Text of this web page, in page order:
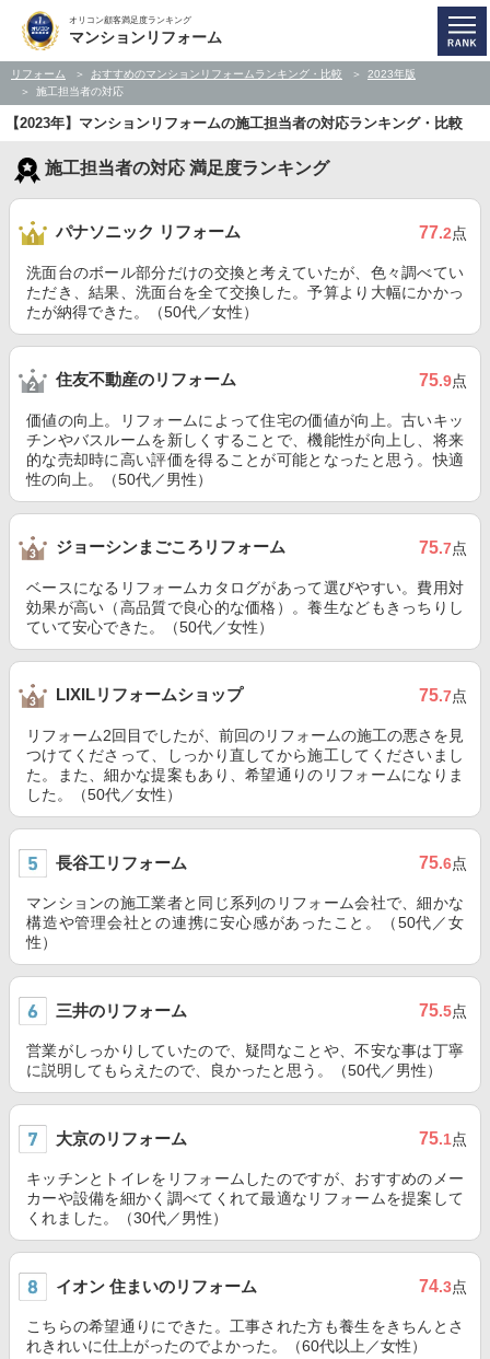
オリコン顧客満足度ランキング
マンションリフォーム
リフォーム おすすめのマンションリフォームランキング・比較
2023年版
施工担当者の対応
【2023年】マンションリフォームの施工担当者の対応ランキング・比較
施工担当者の対応 満足度ランキング
パナソニック リフォーム 77.2点
洗面台のボール部分だけの交換と考えていたが、色々調べてい
ただき、結果、洗面台を全て交換した。予算より大幅にかかっ
たが納得できた。（50代／女性）
住友不動産のリフォーム 75.9点
価値の向上。リフォームによって住宅の価値が向上。古いキッ
チンやバスルームを新しくすることで、機能性が向上し、将来
的な売却時に高い評価を得ることが可能となったと思う。快適
性の向上。（50代／男性）
ジョーシンまごころリフォーム 75.7点
ベースになるリフォームカタログがあって選びやすい。費用対
効果が高い（高品質で良心的な価格）。養生などもきっちりし
ていて安心できた。（50代／女性）
LIXILリフォームショップ 75.7点
リフォーム2回目でしたが、前回のリフォームの施工の悪さを見
つけてくださって、しっかり直してから施工してくださいまし
た。また、細かな提案もあり、希望通りのリフォームになりま
した。（50代／女性）
長谷工リフォーム 75.6点
マンションの施工業者と同じ系列のリフォーム会社で、細かな
構造や管理会社との連携に安心感があったこと。（50代／女
性）
三井のリフォーム 75.5点
営業がしっかりしていたので、疑問なことや、不安な事は丁寧
に説明してもらえたので、良かったと思う。（50代／男性）
大京のリフォーム 75.1点
キッチンとトイレをリフォームしたのですが、おすすめのメー
カーや設備を細かく調べてくれて最適なリフォームを提案して
くれました。（30代／男性）
イオン 住まいのリフォーム 74.3点
こちらの希望通りにできた。工事された方も養生をきちんとさ
れきれいに仕上がったのでよかった。（60代以上／女性）